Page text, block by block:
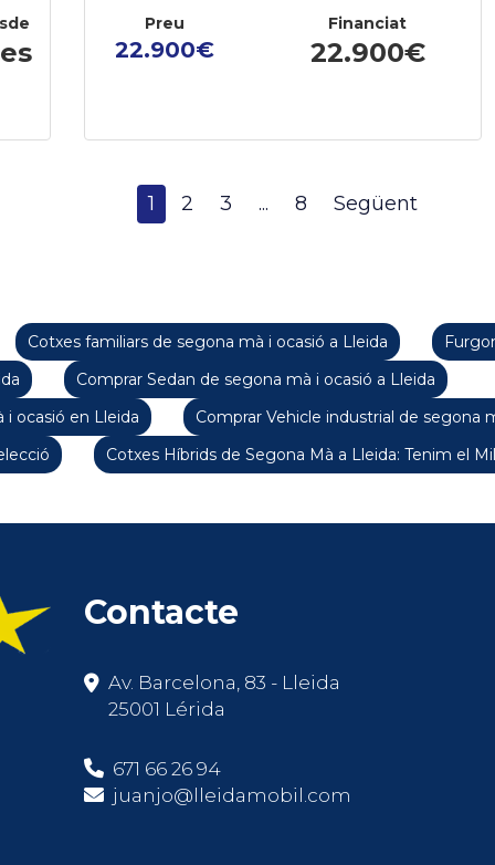
Preu
22.900€
Financiat
22.900€
1 2 3 ... 8 Següent
Cotxes familiars de segona mà i ocasió a Lleida
Comprar Sedan de segona mà i ocasió a Lleida
i ocasió en Lleida
Comprar Vehicle industrial de segona
Cotxes Híbrids de Segona Mà a Lleida: Tenim el
Contacte
Av. Barcelona, 83 - Lleida
25001 Lérida
671 66 26 94
juanjo@lleidamobil.com